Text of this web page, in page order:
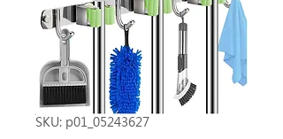
SKU: p01_05243627